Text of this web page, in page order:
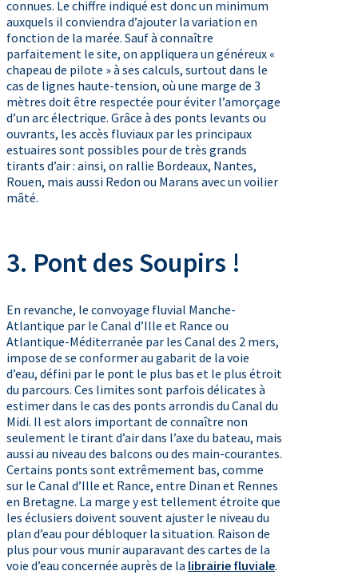
connues. Le chiffre indiqué est donc un minimum
auxquels il conviendra d’ajouter la variation en
fonction de la marée. Sauf à connaître
parfaitement le site, on appliquera un généreux «
chapeau de pilote » à ses calculs, surtout dans le
cas de lignes haute-tension, où une marge de 3
mètres doit être respectée pour éviter l’amorçage
d’un arc électrique. Grâce à des ponts levants ou
ouvrants, les accès fluviaux par les principaux
estuaires sont possibles pour de très grands
tirants d’air : ainsi, on rallie Bordeaux, Nantes,
Rouen, mais aussi Redon ou Marans avec un voilier
mâté.
3. Pont des Soupirs !
En revanche, le convoyage fluvial Manche-
Atlantique par le Canal d’Ille et Rance ou
Atlantique-Méditerranée par les Canal des 2 mers,
impose de se conformer au gabarit de la voie
d’eau, défini par le pont le plus bas et le plus étroit
du parcours. Ces limites sont parfois délicates à
estimer dans le cas des ponts arrondis du Canal du
Midi. Il est alors important de connaître non
seulement le tirant d’air dans l’axe du bateau, mais
aussi au niveau des balcons ou des main-courantes.
Certains ponts sont extrêmement bas, comme
sur le Canal d’Ille et Rance, entre Dinan et Rennes
en Bretagne. La marge y est tellement étroite que
les éclusiers doivent souvent ajuster le niveau du
plan d’eau pour débloquer la situation. Raison de
plus pour vous munir auparavant des cartes de la
voie d’eau concernée auprès de la librairie fluviale.